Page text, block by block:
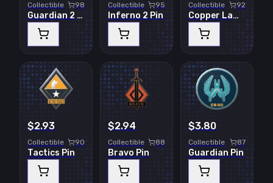
Collectible 98
Guardian 2 Pin
Collectible 95
Inferno 2 Pin
Collectible 92
Copper Lambda Pin
$2.93
Collectible 90
Tactics Pin
$2.94
Collectible 88
Bravo Pin
$3.80
Collectible 87
Guardian Pin